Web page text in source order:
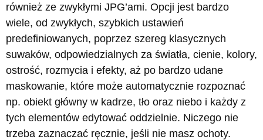
również ze zwykłymi JPG’ami. Opcji jest bardzo
wiele, od zwykłych, szybkich ustawień
predefiniowanych, poprzez szereg klasycznych
suwaków, odpowiedzialnych za światła, cienie, kolory,
ostrość, rozmycia i efekty, aż po bardzo udane
maskowanie, które może automatycznie rozpoznać
np. obiekt główny w kadrze, tło oraz niebo i każdy z
tych elementów edytować oddzielnie. Niczego nie
trzeba zaznaczać ręcznie, jeśli nie masz ochoty.